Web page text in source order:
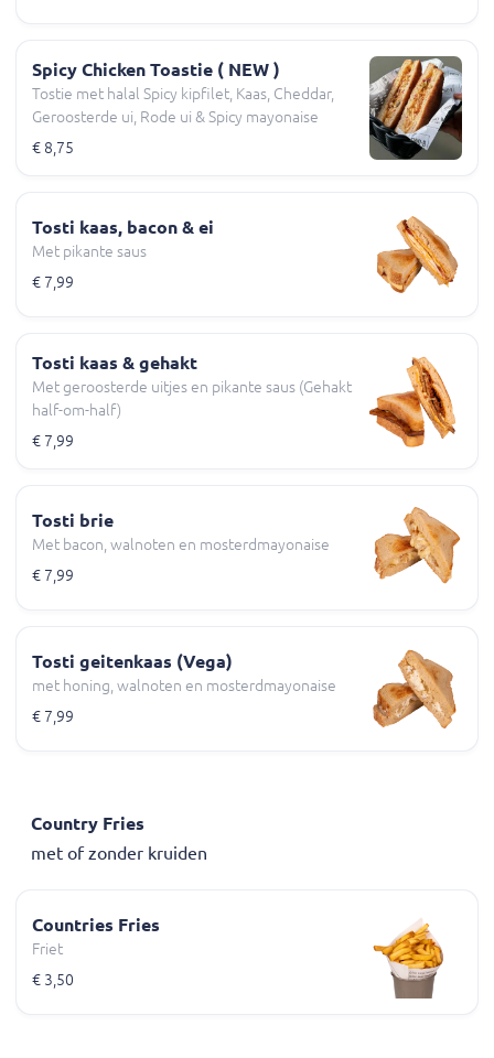
Spicy Chicken Toastie ( NEW )
Tostie met halal Spicy kipfilet, Kaas, Cheddar,
Geroosterde ui, Rode ui & Spicy mayonaise
€ 8,75
Tosti kaas, bacon & ei
Met pikante saus
€ 7,99
Tosti kaas & gehakt
Met geroosterde uitjes en pikante saus (Gehakt
half-om-half)
€ 7,99
Tosti brie
Met bacon, walnoten en mosterdmayonaise
€ 7,99
Tosti geitenkaas (Vega)
met honing, walnoten en mosterdmayonaise
€ 7,99
Country Fries
met of zonder kruiden
Countries Fries
Friet
€ 3,50